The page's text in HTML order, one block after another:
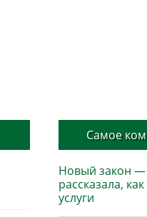
Самое
Новый закон —
рассказала,
услуги